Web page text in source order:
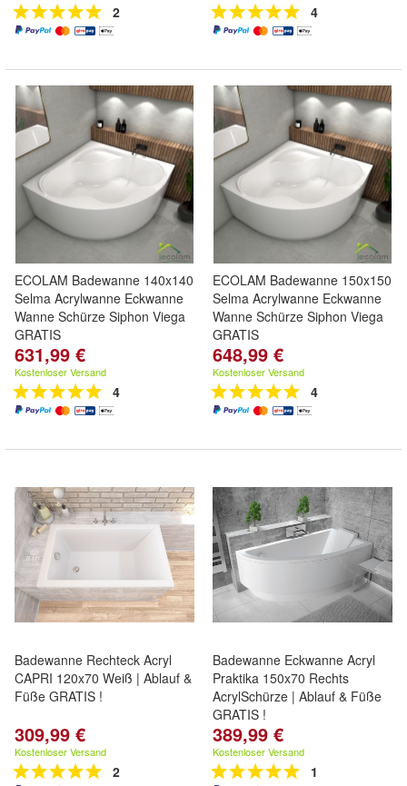
2 4
ECOLAM Badewanne 140x140
Selma Acrylwanne Eckwanne
Wanne Schürze Siphon Viega
GRATIS
631,99 €
Kostenloser Versand
4
ECOLAM Badewanne 150x150
Selma Acrylwanne Eckwanne
Wanne Schürze Siphon Viega
GRATIS
648,99 €
Kostenloser Versand
4
Badewanne Rechteck Acryl
CAPRI 120x70 Weiß | Ablauf &
Füße GRATIS !
309,99 €
Kostenloser Versand
2
Badewanne Eckwanne Acryl
Praktika 150x70 Rechts
AcrylSchürze | Ablauf & Füße
GRATIS !
389,99 €
Kostenloser Versand
1